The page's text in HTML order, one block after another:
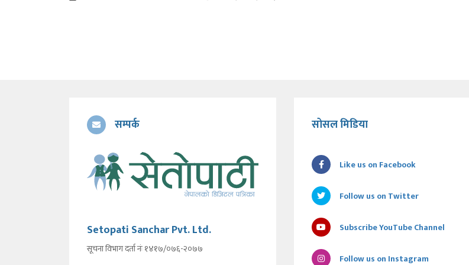
सम्पर्क
Setopati Sanchar Pvt. Ltd.
सूचना विभाग दर्ता नंः १४१७/०७६-२०७७
सोसल मिडिया
Like us on Facebook
Follow us on Twitter
Subscribe YouTube Channel
Follow us on Instagram